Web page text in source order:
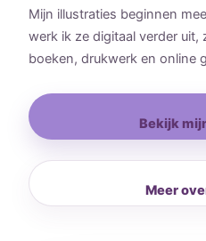
Mijn illustraties beginnen
werk ik ze digitaal verder
boeken, drukwerk en online
Bekijk
Meer